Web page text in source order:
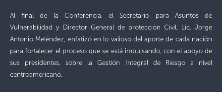
Al final de la Conferencia, el Secretario para Asuntos de
Vulnerabilidad y Director General de protección Civil, Lic. Jorge
Antonio Meléndez, enfatizó en lo valioso del aporte de cada nación
para fortalecer el proceso que se está impulsando, con el apoyo de
sus presidentes, sobre la Gestión Integral de Riesgo a nivel
centroamericano.